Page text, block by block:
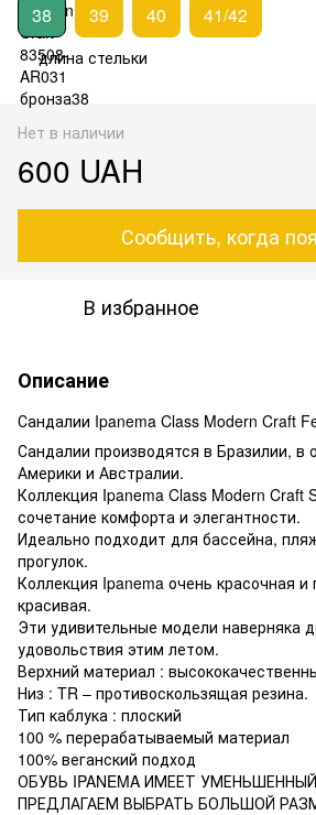
38 39 40 41/42
длина стельки
Нет в наличии
600 UAH
Сообщить, когда
В избранное
Описание
Сандалии Ipanema Class Modern Craft
Сандалии производятся в Бразилии, в
Америки и Австралии.
Коллекция Ipanema Class Modern Craft
сочетание комфорта и элегантности.
Идеально подходит для бассейна,
прогулок.
Коллекция Ipanema очень красочная
красивая.
Эти удивительные модели наверняка
удовольствия этим летом.
Верхний материал :
Низ : TR – противоскользящая резина.
Тип каблука : плоский
100 % перерабатываемый материал
100% веганский подход
ОБУВЬ IPANEMA ИМЕЕТ
ПРЕДЛАГАЕМ ВЫБРАТЬ БОЛЬШОЙ